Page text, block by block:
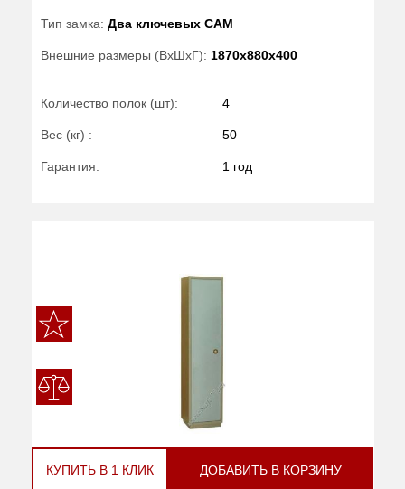
Тип замка: Два ключевых САМ
Внешние размеры (ВхШхГ): 1870x880x400
Количество полок (шт): 4
Вес (кг) : 50
Гарантия: 1 год
КУПИТЬ В 1 КЛИК ДОБАВИТЬ В КОРЗИНУ